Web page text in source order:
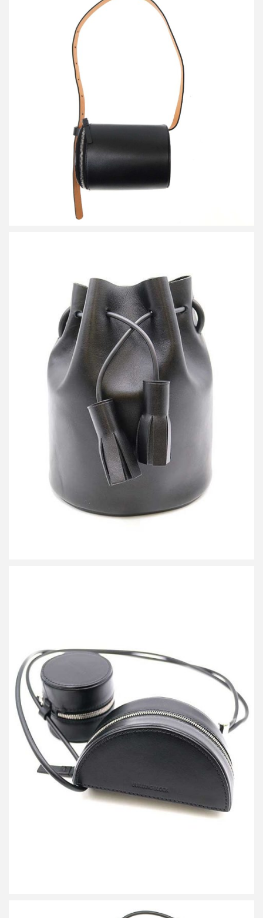
ビルディングブロック 19AW BELT PACK BAG レザーベルトウエ
詳しく見る
ビルディング ブロック MINI BUCKET ミニバケットバッグ
買取金額12,200円
ビルディング ブロック LEATHER ETC SLING BAG レザースリン
グバッグ ポーチ
買取金額 8,000円